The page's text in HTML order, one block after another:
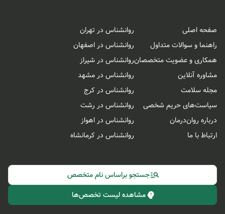
صفحه اصلی
راهنما و سوالات متداول
همکاری و عضویت متخصصان
مشاوره آنلاین
مجله سلامت
سیاست‌های حریم شخصی
درباره روان‌درمان
ارتباط با ما
روانشناس در تهران
روانشناس در اصفهان
روانشناس در شیراز
روانشناس در مشهد
روانشناس در کرج
روانشناس در رشت
روانشناس در اهواز
روانشناس در کرمانشاه
جستجو براساس نام متخصص
مشاهده لیست تخصص‌ها